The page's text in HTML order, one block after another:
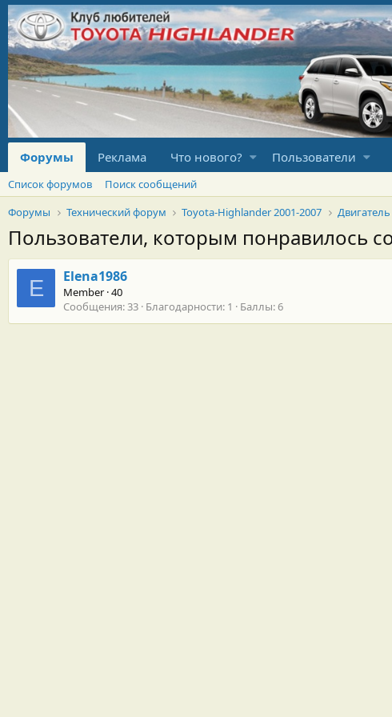
Форумы Реклама Что нового? Пользователи
Список форумов
Поиск сообщений
Форумы
Технический форум Toyota-Highlander 2001-2007 Двигатель
Пользователи, которым понравилось
E Elena1986
Member ·40
Сообщения 33 Благодарности 1 Баллы 6